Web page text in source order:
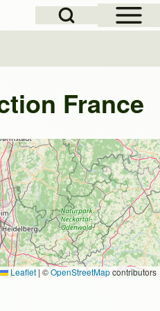
Open Sidebar
Open Search Block
France
Leaflet | ©OpenStreetMapcontributors